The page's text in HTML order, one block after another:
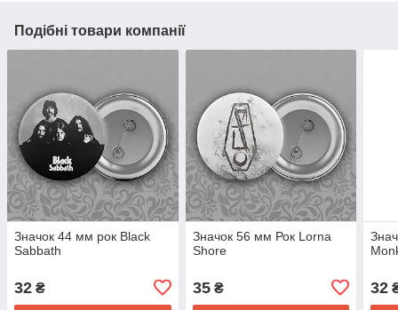
Подібні товари компанії
Значок 44 мм рок Black
Sabbath
32 ₴
Значок 56 мм Рок Lorna
Shore
35₴ 32